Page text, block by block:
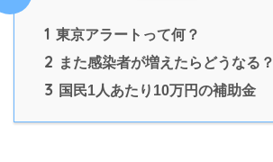
1 東京アラートって何？
2 また感染者が増えたらどうなる？
3 国民1人あたり10万円の補助金